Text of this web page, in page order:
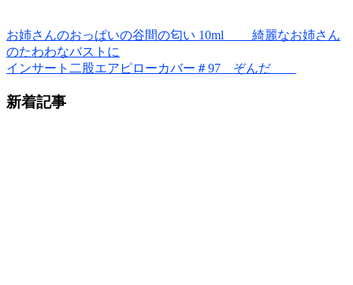
お姉さんのおっぱいの谷間の匂い 10ml 綺麗なお姉さん
のたわわなバストに
インサート二股エアピローカバー＃97 ぞんだ
新着記事